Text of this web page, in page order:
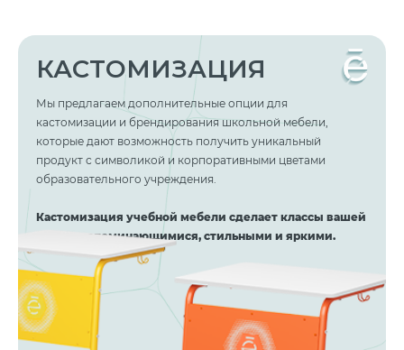
КАСТОМИЗАЦИЯ
Мы предлагаем дополнительные опции для
кастомизации и брендирования школьной мебели,
которые дают возможность получить уникальный
продукт с символикой и корпоративными цветами
образовательного учреждения.
Кастомизация учебной мебели сделает классы вашей
школы запоминающимися, стильными и яркими.